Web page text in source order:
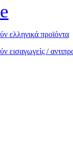
ελληνικά προϊόντα
εισαγωγείς /